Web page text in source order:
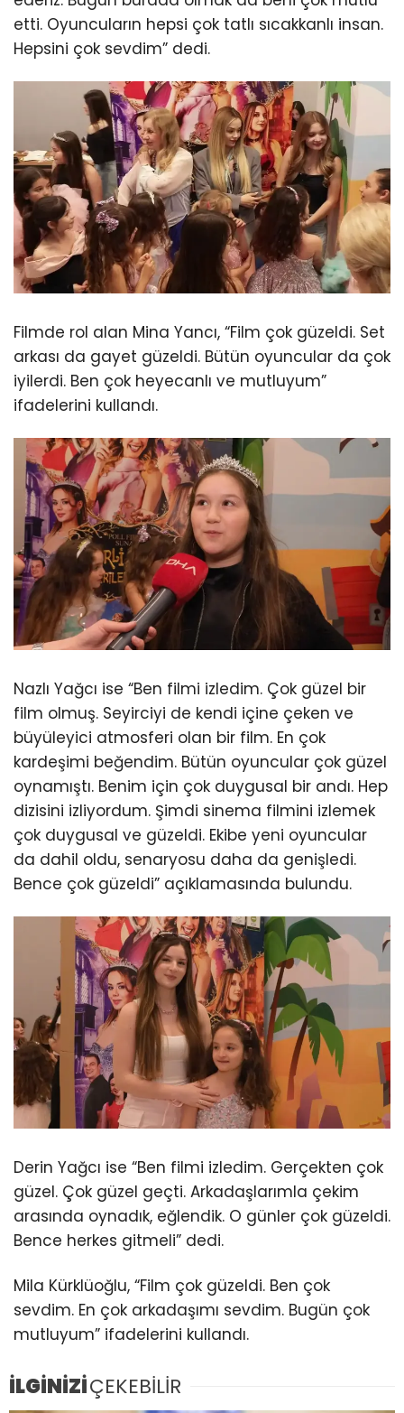
etti. Oyuncuların hepsi çok tatlı sıcakkanlı insan.
Hepsini çok sevdim” dedi.
Filmde rol alan Mina Yancı, “Film çok güzeldi. Set
arkası da gayet güzeldi. Bütün oyuncular da çok
iyilerdi. Ben çok heyecanlı ve mutluyum”
ifadelerini kullandı.
Nazlı Yağcı ise “Ben filmi izledim. Çok güzel bir
film olmuş. Seyirciyi de kendi içine çeken ve
büyüleyici atmosferi olan bir film. En çok
kardeşimi beğendim. Bütün oyuncular çok güzel
oynamıştı. Benim için çok duygusal bir andı. Hep
dizisini izliyordum. Şimdi sinema filmini izlemek
çok duygusal ve güzeldi. Ekibe yeni oyuncular
da dahil oldu, senaryosu daha da genişledi.
Bence çok güzeldi” açıklamasında bulundu.
Derin Yağcı ise “Ben filmi izledim. Gerçekten çok
güzel. Çok güzel geçti. Arkadaşlarımla çekim
arasında oynadık, eğlendik. O günler çok güzeldi.
Bence herkes gitmeli” dedi.
Mila Kürklüoğlu, “Film çok güzeldi. Ben çok
sevdim. En çok arkadaşımı sevdim. Bugün çok
mutluyum” ifadelerini kullandı.
İLGİNİZİÇEKEBİLİR